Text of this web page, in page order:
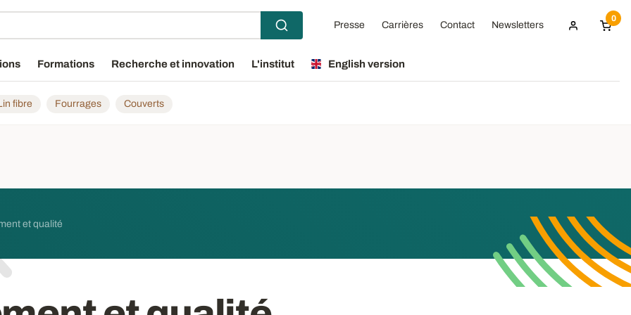
Presse Carrières Contact Newsletters
0
Formations Recherche et innovation L'institut English version
fibre Fourrages Couverts
et qualité